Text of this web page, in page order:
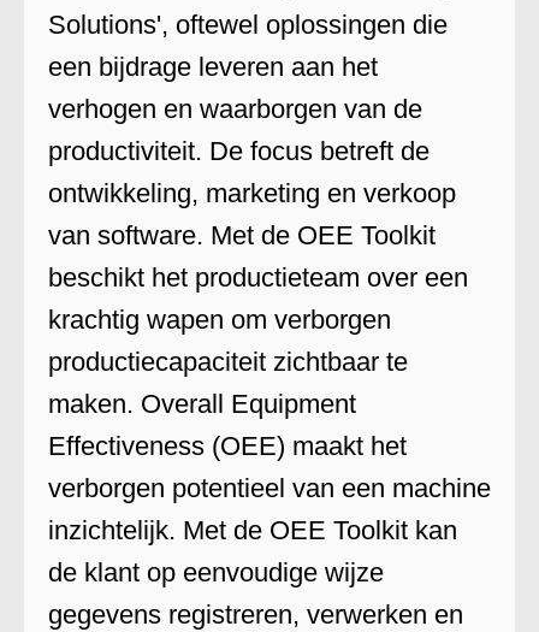
Solutions', oftewel oplossingen die
een bijdrage leveren aan het
verhogen en waarborgen van de
productiviteit. De focus betreft de
ontwikkeling, marketing en verkoop
van software. Met de OEE Toolkit
beschikt het productieteam over een
krachtig wapen om verborgen
productiecapaciteit zichtbaar te
maken. Overall Equipment
Effectiveness (OEE) maakt het
verborgen potentieel van een machine
inzichtelijk. Met de OEE Toolkit kan
de klant op eenvoudige wijze
gegevens registreren, verwerken en